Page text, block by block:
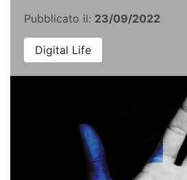
Pubblicato il: 23/09/2022
Digital Life